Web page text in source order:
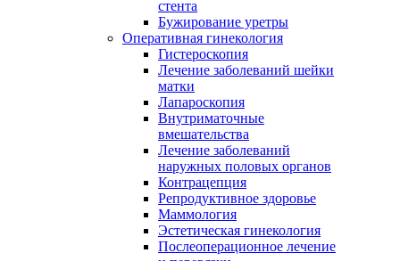
стента
Бужирование уретры
Оперативная гинекология
Гистероскопия
Лечение заболеваний шейки
матки
Лапароскопия
Внутриматочные
вмешательства
Лечение заболеваний
наружных половых органов
Контрацепция
Репродуктивное здоровье
Маммология
Эстетическая гинекология
Послеоперационное лечение